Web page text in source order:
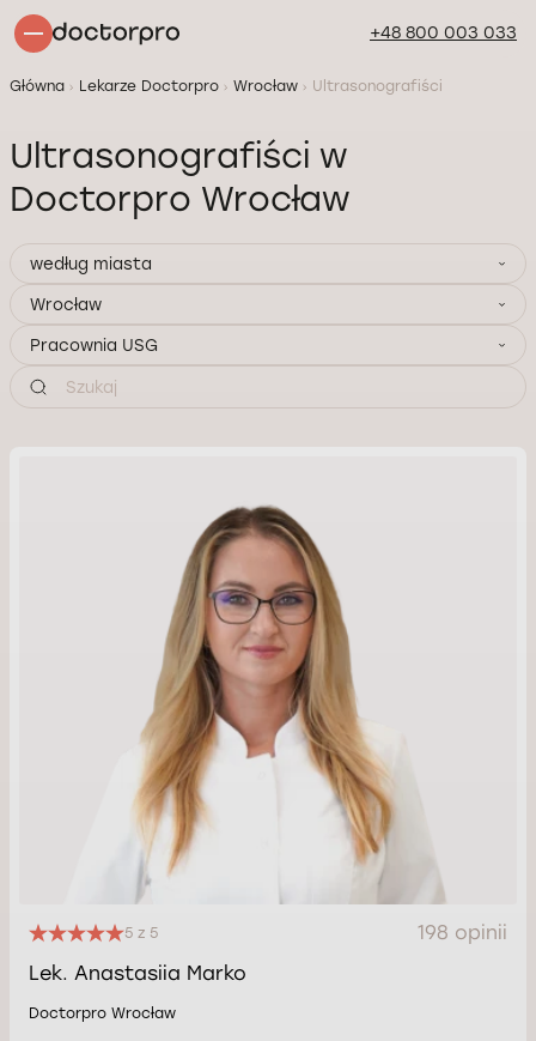
+48 800 003 033
Główna Lekarze Doctorpro Wrocław Ultrasonografiści
Ultrasonografiści w
Doctorpro Wrocław
według miasta
Wrocław
Pracownia USG
5 z 5
198 opinii
Lek. Anastasiia Marko
Doctorpro Wrocław